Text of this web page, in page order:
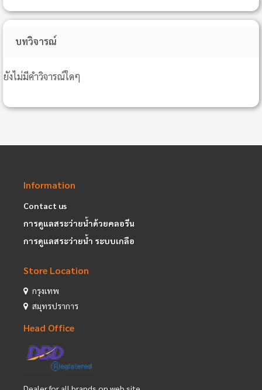
บทวิจารณ์
ยังไม่มีคำวิจารณ์ใดๆ
Information
Contact us
การดูแลสระว่ายน้ำด้วยคลอรีน
การดูแลสระว่ายน้ำ ระบบเกลือ
Store Location
กรุงเทพ
สมุทรปราการ
Head Office